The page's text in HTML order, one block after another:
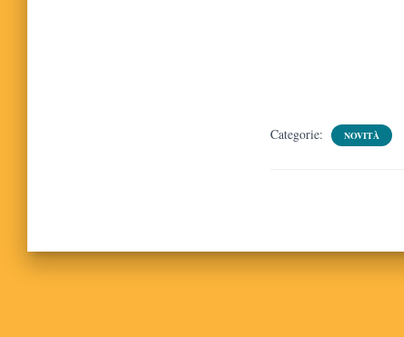
Categorie: NOVITÀ